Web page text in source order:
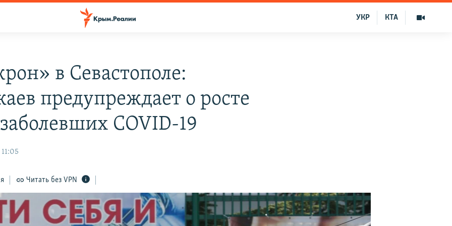
КТА
УКР
в Севастополе:
предупреждает о росте
COVID-19
Читать без VPN